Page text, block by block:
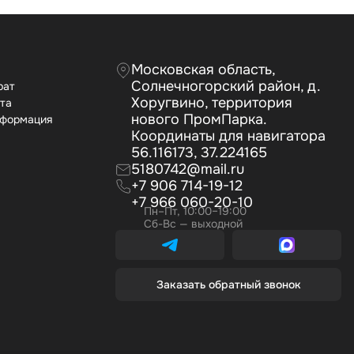
Московская область,
Солнечногорский район, д.
Хоругвино, территория
нового ПромПарка.
Координаты для навигатора
56.116173, 37.224165
5180742@mail.ru
+7 906 714-19-12
+7 966 060-20-10
Пн–Пт, 10:00–19:00
Сб-Вс — выходной
Заказать обратный звонок